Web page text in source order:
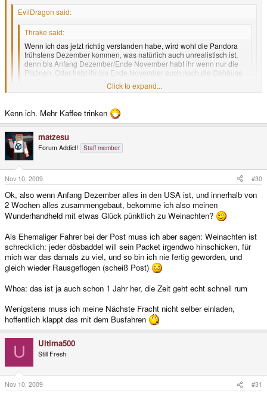
EvilDragon said:
Thrake said:
Wenn ich das jetzt richtig verstanden habe, wird wohl die Pandora
frühstens Dezember kommen, was natürlich auch unrealistisch ist,
denn bis Anfang Dezember/Ende November habt ihr wenn nur die
Platinen. Oder habt ihr bis Ende November auch noch die Gehäuse
mit Tastaturmatte? (Und somit dann alles, um sie
Click to expand...
Post nicht genau gelesen? Die Gehäuse sollten doch früher fertig
werden und es ging drum, was passiert, wenn sie erst Ende November
fertig werden
Nein, bin nur etwas zu müde...
Click to expand...
Kenn ich. Mehr Kaffee trinken
matzesu
Forum Addict! Staff member
Nov 10, 2009 #30
Ok, also wenn Anfang Dezember alles in den USA ist, und innerhalb von
2 Wochen alles zusammengebaut, bekomme ich also meinen
Wunderhandheld mit etwas Glück pünktlich zu Weinachten?
Als Ehemaliger Fahrer bei der Post muss ich aber sagen: Weinachten ist
schrecklich: jeder dösbaddel will sein Packet irgendwo hinschicken, für
mich war das damals zu viel, und so bin ich nie fertig geworden, und
gleich wieder Rausgeflogen (scheiß Post)
Whoa: das ist ja auch schon 1 Jahr her, die Zeit geht echt schnell rum
Wenigstens muss ich meine Nächste Fracht nicht selber einladen,
hoffentlich klappt das mit dem Busfahren
U Ultima500
Still Fresh
Nov 10, 2009 #31